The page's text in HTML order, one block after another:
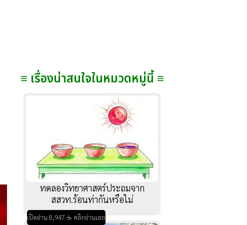
≡ เรื่องน่าสนใจในหมวดหมู่นี้ ≡
ทดลองวิทยาศาสตร์ประถมจาก
สสวท.ร้อนท่ากันหรือไม่
เปิดอ่าน 8,947 ☕ คลิกอ่านเลย